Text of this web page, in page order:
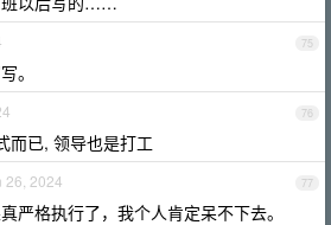
75
。
76
而已, 领导也是打工
77
26, 2024
严格执行了，我个人肯定呆不下去。